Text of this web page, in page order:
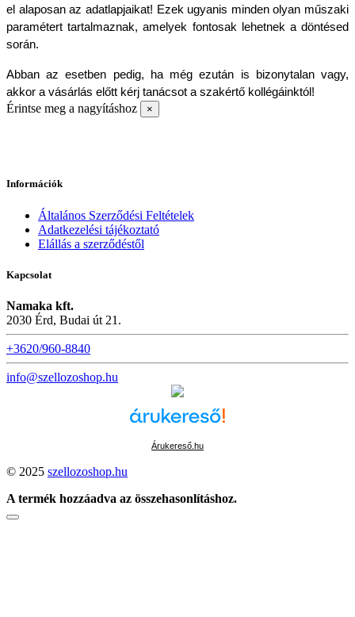
el alaposan az adatlapjaikat! Ezek ugyanis minden olyan műszaki
paramétert tartalmaznak, amelyek fontosak lehetnek a döntésed
során.
Abban az esetben pedig, ha még ezután is bizonytalan vagy,
akkor a vásárlás előtt kérj tanácsot a szakértő kollégáinktól!
Érintse meg a nagyításhoz ×
Információk
Általános Szerződési Feltételek
Adatkezelési tájékoztató
Elállás a szerződéstől
Kapcsolat
Namaka kft.
2030 Érd, Budai út 21.
+3620/960-8840
info@szellozoshop.hu
Árukereső.hu
© 2025 szellozoshop.hu
A termék hozzáadva az összehasonlításhoz.